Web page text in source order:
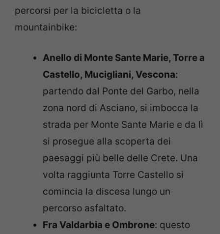
percorsi per la bicicletta o la
mountainbike:
Anello di Monte Sante Marie, Torre a
Castello, Mucigliani, Vescona:
partendo dal Ponte del Garbo, nella
zona nord di Asciano, si imbocca la
strada per Monte Sante Marie e da lì
si prosegue alla scoperta dei
paesaggi più belle delle Crete. Una
volta raggiunta Torre Castello si
comincia la discesa lungo un
percorso asfaltato.
Fra Valdarbia e Ombrone: questo